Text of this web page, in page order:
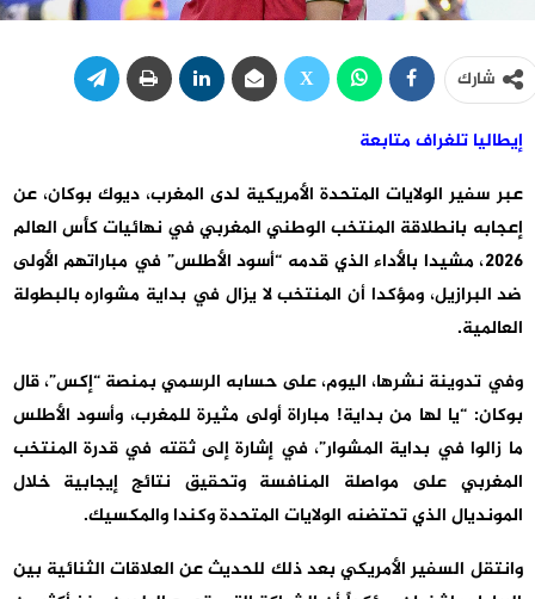
شارك
إيطاليا تلغراف متابعة
عبر سفير الولايات المتحدة الأمريكية لدى المغرب، ديوك بوكان، عن
إعجابه بانطلاقة المنتخب الوطني المغربي في نهائيات كأس العالم
2026، مشيدا بالأداء الذي قدمه “أسود الأطلس” في مباراتهم الأولى
ضد البرازيل، ومؤكدا أن المنتخب لا يزال في بداية مشواره بالبطولة
العالمية.
وفي تدوينة نشرها، اليوم، على حسابه الرسمي بمنصة “إكس”، قال
بوكان: “يا لها من بداية! مباراة أولى مثيرة للمغرب، وأسود الأطلس
ما زالوا في بداية المشوار”، في إشارة إلى ثقته في قدرة المنتخب
المغربي على مواصلة المنافسة وتحقيق نتائج إيجابية خلال
المونديال الذي تحتضنه الولايات المتحدة وكندا والمكسيك.
وانتقل السفير الأمريكي بعد ذلك للحديث عن العلاقات الثنائية بين